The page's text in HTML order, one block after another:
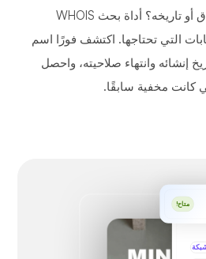
هل ترغب بمعرفة مالك نطاق أو تاريخه؟ أداة بحث WHOIS
التي تحتاجها. اكتشف فورًا اسم
إنشائه وانتهاء صلاحيته، واحصل
كانت مخفية سابقًا.
متاح!